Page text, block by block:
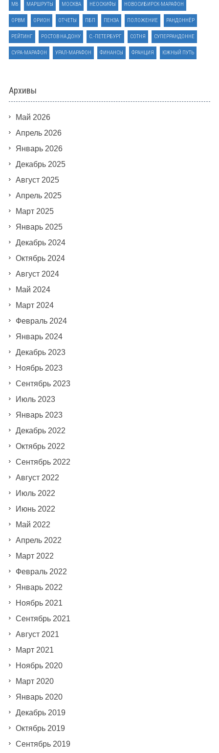
М8 МАРШРУТЫ МОСКВА НЕОСКИФЫ НОВОСИБИРСК-МАРАФОН
ОРВМ ОРИОН ОТЧЕТЫ ПБП ПЕНЗА ПОЛОЖЕНИЕ РАНДОННЁР
РЕЙТИНГ РОСТОВ НА ДОНУ С.-ПЕТЕРБУРГ СОТНЯ СУПЕРРАНДОННЕ
СУРА-МАРАФОН УРАЛ-МАРАФОН ФИНАНСЫ ФРАНЦИЯ ЮЖНЫЙ ПУТЬ
Архивы
Май 2026
Апрель 2026
Январь 2026
Декабрь 2025
Август 2025
Апрель 2025
Март 2025
Январь 2025
Декабрь 2024
Октябрь 2024
Август 2024
Май 2024
Март 2024
Февраль 2024
Январь 2024
Декабрь 2023
Ноябрь 2023
Сентябрь 2023
Июль 2023
Январь 2023
Декабрь 2022
Октябрь 2022
Сентябрь 2022
Август 2022
Июль 2022
Июнь 2022
Май 2022
Апрель 2022
Март 2022
Февраль 2022
Январь 2022
Ноябрь 2021
Сентябрь 2021
Август 2021
Март 2021
Ноябрь 2020
Март 2020
Январь 2020
Декабрь 2019
Октябрь 2019
Сентябрь 2019